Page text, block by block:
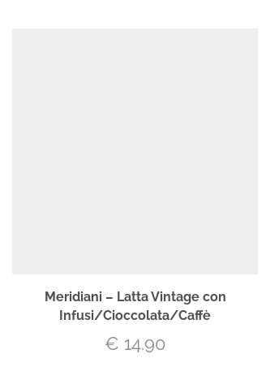
Meridiani – Latta Vintage con
Infusi/Cioccolata/Caffè
€ 14.90